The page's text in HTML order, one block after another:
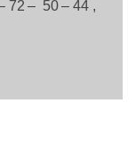
72 – 50 – 44 ,